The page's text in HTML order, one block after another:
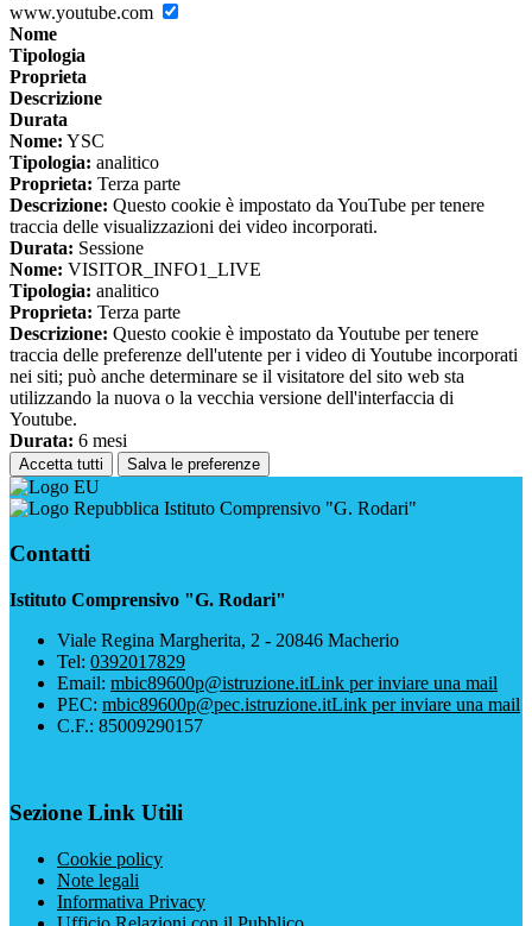
www.youtube.com
Nome
Tipologia
Proprieta
Descrizione
Durata
Nome: YSC
Tipologia: analitico
Proprieta: Terza parte
Descrizione: Questo cookie è impostato da YouTube per tenere
traccia delle visualizzazioni dei video incorporati.
Durata: Sessione
Nome: VISITOR_INFO1_LIVE
Tipologia: analitico
Proprieta: Terza parte
Descrizione: Questo cookie è impostato da Youtube per tenere
traccia delle preferenze dell'utente per i video di Youtube incorporati
nei siti; può anche determinare se il visitatore del sito web sta
utilizzando la nuova o la vecchia versione dell'interfaccia di
Youtube.
Durata: 6 mesi
Accetta tutti Salva le preferenze
Istituto Comprensivo "G. Rodari"
Contatti
Istituto Comprensivo "G. Rodari"
Viale Regina Margherita, 2 - 20846 Macherio
Tel: 0392017829
Email: mbic89600p@istruzione.itLink per inviare una mail
PEC: mbic89600p@pec.istruzione.itLink per inviare una mail
C.F.: 85009290157
Sezione Link Utili
Cookie policy
Note legali
Informativa Privacy